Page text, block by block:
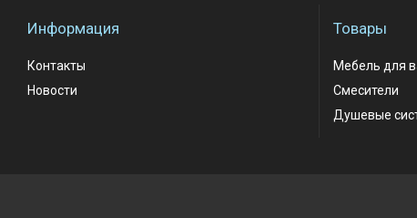
Информация
Контакты
Новости
Товары
Мебель для
Смесители
Душевые